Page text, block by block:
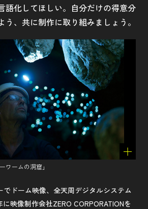
語化してほしい。自分だけの得意分
う、共に制作に取り組みましょう。
ワームの洞窟」
でドーム映像、全天周デジタルシステム
映像制作会社ZERO CORPORATIONを